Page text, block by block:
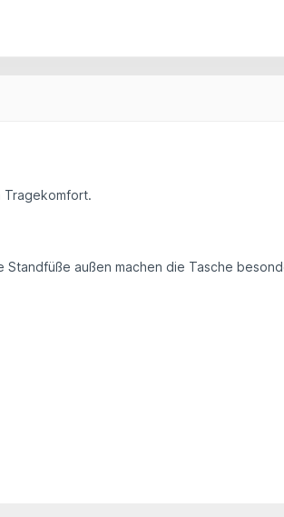
Tragekomfort.
Standfüße außen machen die Tasche